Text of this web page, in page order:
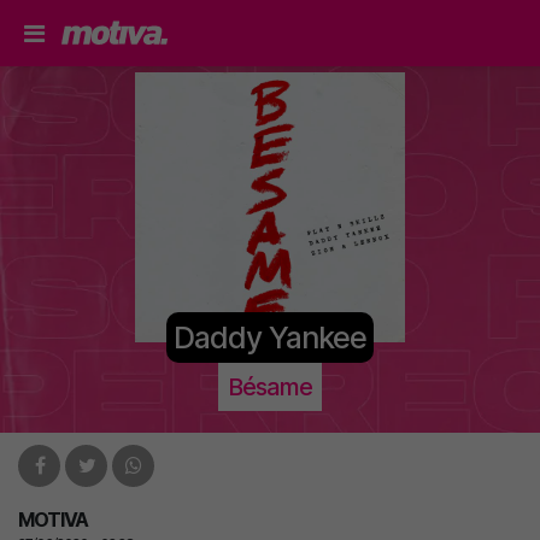
Daddy Yankee
Bésame
MOTIVA